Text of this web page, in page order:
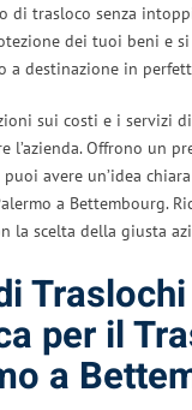
di trasloco senza
dei tuoi beni e si
a destinazione in
sui costi e i servizi
l’azienda. Offrono un
avere un’idea
a Bettembourg.
la scelta della giusta
Traslochi
per il
a